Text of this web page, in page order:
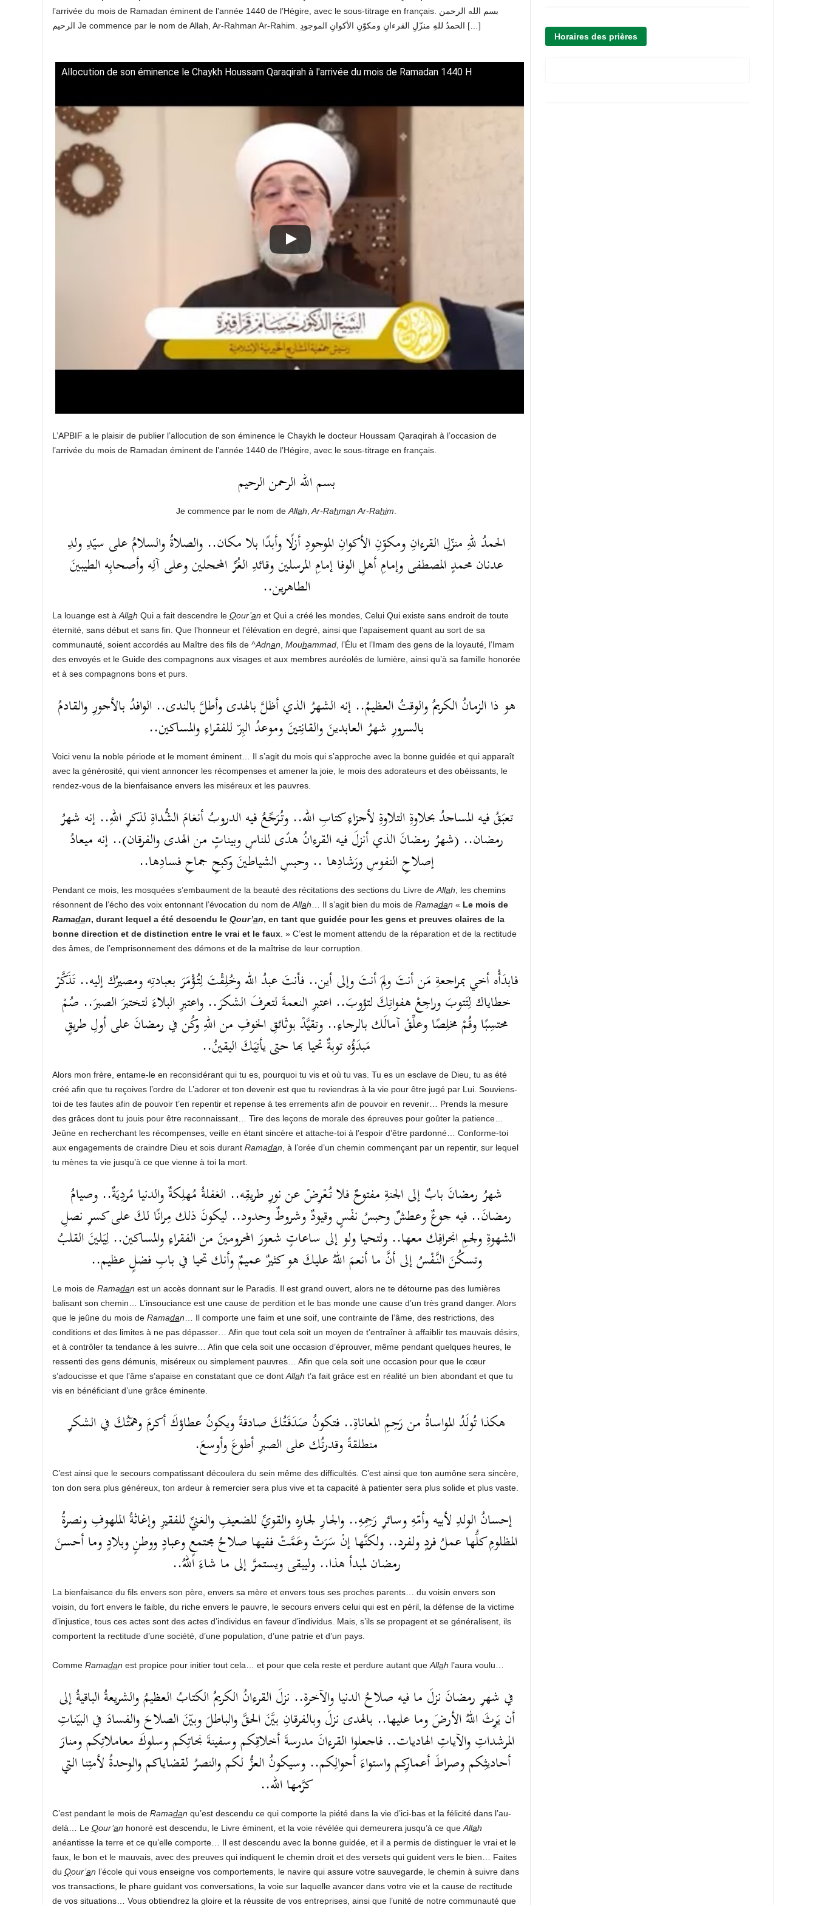
l’arrivée du mois de Ramadan éminent de l’année 1440 de l’Hégire, avec le sous-titrage en français. بسم الله الرحمن
الرحيم Je commence par le nom de Allah, Ar-Rahman Ar-Rahim. الحمدُ للهِ منزّلِ القرءانِ ومكوّنِ الأكوانِ الموجودِ […]
Allocution de son éminence le Chaykh Houssam Qaraqirah à l'arrivée du mois de Ramadan 1440 H
L’APBIF a le plaisir de publier l’allocution de son éminence le Chaykh le docteur Houssam Qaraqirah à l’occasion de
l’arrivée du mois de Ramadan éminent de l’année 1440 de l’Hégire, avec le sous-titrage en français.
بسم الله الرحمن الرحيم
Je commence par le nom de Allah Ar-Rahman Ar-Rahim
الحمدُ للهِ منزّلِ القرءانِ ومكوّنِ الأكوانِ الموجودِ أزلًا وأبدًا بلا مكان.. والصلاةُ والسلامُ على سيّدِ ولدِ
عدنان محمدٍ المصطفى وإمامِ أهلِ الوفا إمامِ المرسلين وقائدِ الغُرِّ المحجلين وعلى آلِه وأصحابِه الطيبينَ
الطاهرين..
La louange est à Allah Qui a fait descendre le Qour’an et Qui a créé les mondes, Celui Qui existe sans endroit de toute
éternité, sans début et sans fin. Que l’honneur et l’élévation en degré, ainsi que l’apaisement quant au sort de sa
communauté, soient accordés au Maître des fils de ^Adnan Mouhammad, l’Élu et l’Imam des gens de la loyauté, l’Imam
des envoyés et le Guide des compagnons aux visages et aux membres auréolés de lumière, ainsi qu’à sa famille honorée
et à ses compagnons bons et purs.
هو ذا الزمانُ الكريمُ والوقتُ العظيمُ.. إنه الشهرُ الذي أظلَّ بالهدى وأطلَّ بالندى.. الوافدُ بالأجورِ والقادمُ
بالسرورِ شهرُ العابدينَ والقانِتينَ وموعدُ البِرّ للفقراءِ والمساكين..
Voici venu la noble période et le moment éminent… Il s’agit du mois qui s’approche avec la bonne guidée et qui apparaît
avec la générosité, qui vient annoncer les récompenses et amener la joie, le mois des adorateurs et des obéissants, le
rendez-vous de la bienfaisance envers les miséreux et les pauvres.
تعبَقُ فيه المساجدُ بحلاوةِ التلاوةِ لأجزاءِ كتابِ الله.. وتُرَجِّعُ فيه الدروبُ أنغامَ الشُّداةِ لذكرِ اللهِ.. إنه شهرُ
رمضان.. (شهرُ رمضانَ الذي أنزلَ فيه القرءانُ هدًى للناسِ وبيناتٍ من الهدى والفرقان).. إنه ميعادُ
إصلاحِ النفوسِ ورَشادِها .. وحبسِ الشياطينَ وكبحِ جماحِ فسادِها..
Pendant ce mois, les mosquées s’embaument de la beauté des récitations des sections du Livre de Allah , les chemins
résonnent de l’écho des voix entonnant l’évocation du nom de Allah … Il s’agit bien du mois de Ramadan « Le mois de
Ramadan, durant lequel a été descendu le Qour’an, en tant que guidée pour les gens et preuves claires de la
bonne direction et de distinction entre le vrai et le faux. » C’est le moment attendu de la réparation et de la rectitude
des âmes, de l’emprisonnement des démons et de la maîtrise de leur corruption.
فابدَأْه أخي بمراجعةِ مَن أنتَ ولِمَ أنتَ وإلى أين.. فأنتَ عبدُ الله وخُلِقْتَ لِتُؤْمَرَ بعبادتِه ومصيرُك إليه.. تَذَكَّرْ
خطاياك لِتَتوبَ وراجِعْ هفواتِكَ لتؤوبَ.. اعتبرِ النعمةَ لتعرفَ الشكرَ.. واعتبرِ البلاءَ لتختبرَ الصبرَ.. صُمْ
محتسِبًا وقُمْ مخلِصًا وعلِّقْ آمالَك بالرجاءِ.. وتقيَّدْ بوثائقِ الخوفِ من اللهِ وكُن في رمضانَ على أولِ طريقٍ
مَبدَؤُه توبةٌ تحيا بها حتى يأتِيَكَ اليقينُ..
Alors mon frère, entame-le en reconsidérant qui tu es, pourquoi tu vis et où tu vas. Tu es un esclave de Dieu, tu as été
créé afin que tu reçoives l’ordre de L’adorer et ton devenir est que tu reviendras à la vie pour être jugé par Lui. Souviens-
toi de tes fautes afin de pouvoir t’en repentir et repense à tes errements afin de pouvoir en revenir… Prends la mesure
des grâces dont tu jouis pour être reconnaissant… Tire des leçons de morale des épreuves pour goûter la patience…
Jeûne en recherchant les récompenses, veille en étant sincère et attache-toi à l’espoir d’être pardonné… Conforme-toi
aux engagements de craindre Dieu et sois durant Ramadan , à l’orée d’un chemin commençant par un repentir, sur lequel
tu mènes ta vie jusqu’à ce que vienne à toi la mort.
شهرُ رمضانَ بابٌ إلى الجنةِ مفتوحٌ فلا تُعْرِضْ عن نورِ طريقِه.. الغفلةُ مُهلِكةٌ والدنيا مُردِيَةٌ.. وصيامُ
رمضانَ.. فيه جوعٌ وعطشٌ وحبسُ نفْسٍ وقيودٌ وشروطٌ وحدود.. ليكونَ ذلك مِرانًا لكَ على كسرِ نصلِ
الشهوةِ ولجمِ انجرافِك معها.. ولتحيا ولو إلى ساعاتٍ شعورَ المحرومينَ من الفقراءِ والمساكين.. لِيَلينَ القلبُ
وتسكُنَ النَّفْسُ إلى أنَّ ما أنعمَ اللهُ عليكَ هو كثيرٌ عميمٌ وأنك تحيا في بابِ فضلٍ عظيم..
Le mois de Ramadan est un accès donnant sur le Paradis. Il est grand ouvert, alors ne te détourne pas des lumières
balisant son chemin… L’insouciance est une cause de perdition et le bas monde une cause d’un très grand danger. Alors
que le jeûne du mois de Ramadan … Il comporte une faim et une soif, une contrainte de l’âme, des restrictions, des
conditions et des limites à ne pas dépasser… Afin que tout cela soit un moyen de t’entraîner à affaiblir tes mauvais désirs,
et à contrôler ta tendance à les suivre… Afin que cela soit une occasion d’éprouver, même pendant quelques heures, le
ressenti des gens démunis, miséreux ou simplement pauvres… Afin que cela soit une occasion pour que le cœur
s’adoucisse et que l’âme s’apaise en constatant que ce dont Allah t’a fait grâce est en réalité un bien abondant et que tu
vis en bénéficiant d’une grâce éminente.
هكذا تُولَدُ المواساةُ من رَحِمِ المعاناةِ.. فتكونُ صَدَقَتُكَ صادقةً ويكونُ عطاؤكَ أكرمَ وهمّتُكَ في الشكرِ
منطلقةً وقدرتُك على الصبرِ أطوعَ وأوسعَ.
C’est ainsi que le secours compatissant découlera du sein même des difficultés. C’est ainsi que ton aumône sera sincère,
ton don sera plus généreux, ton ardeur à remercier sera plus vive et ta capacité à patienter sera plus solide et plus vaste.
إحسانُ الولدِ لأبيه وأمّهِ وسائرِ رَحِمِهِ.. والجارِ لجارِه والقويِّ للضعيفِ والغنيِّ للفقيرِ وإغاثةُ الملهوفِ ونصرةُ
المظلومِ كلُّها عملُ فردٍ ولفرد.. ولكنَّها إنْ سَرَتْ وعَمَّتْ ففيها صلاحُ مجتمعٍ وعبادٍ ووطنٍ وبلادٍ وما أحسنَ
رمضان لمبدأ هذا.. وليبقى ويستمرَّ إلى ما شاءَ اللهُ..
La bienfaisance du fils envers son père, envers sa mère et envers tous ses proches parents… du voisin envers son
voisin, du fort envers le faible, du riche envers le pauvre, le secours envers celui qui est en péril, la défense de la victime
d’injustice, tous ces actes sont des actes d’individus en faveur d’individus. Mais, s’ils se propagent et se généralisent, ils
comportent la rectitude d’une société, d’une population, d’une patrie et d’un pays.
Comme Ramadan est propice pour initier tout cela… et pour que cela reste et perdure autant que Allah l’aura voulu…
في شهرِ رمضانَ نزلَ ما فيه صلاحُ الدنيا والآخرةِ.. نزلَ القرءانُ الكريمُ الكتابُ العظيمُ والشريعةُ الباقيةُ إلى
أن يَرِثَ اللهُ الأرضَ وما عليها.. بالهدى نزلَ وبالفرقانِ بيَّنَ الحقَّ والباطلَ وبيّنَ الصلاحَ والفسادَ في البيّناتِ
المرشداتِ والآياتِ الهاديات.. فاجعلوا القرءانَ مدرسةَ أخلاقِكم وسفينةَ نجاتِكم وسلوكَ معاملاتِكم ومنارَ
أحاديثِكم وصراطَ أعمارِكم واستواءَ أحوالِكم.. وسيكونُ العزُّ لكم والنصرُ لقضاياكم والوحدةُ لأمتِنا التي
كرَّمها الله..
C’est pendant le mois de Ramadan qu’est descendu ce qui comporte la piété dans la vie d’ici-bas et la félicité dans l’au-
delà… Le Qour’an honoré est descendu, le Livre éminent, et la voie révélée qui demeurera jusqu’à ce que Allah
anéantisse la terre et ce qu’elle comporte… Il est descendu avec la bonne guidée, et il a permis de distinguer le vrai et le
faux, le bon et le mauvais, avec des preuves qui indiquent le chemin droit et des versets qui guident vers le bien… Faites
du Qour’an l’école qui vous enseigne vos comportements, le navire qui assure votre sauvegarde, le chemin à suivre dans
vos transactions, le phare guidant vos conversations, la voie sur laquelle avancer dans votre vie et la cause de rectitude
de vos situations… Vous obtiendrez la gloire et la réussite de vos entreprises, ainsi que l’unité de notre communauté que
Horaires des prières